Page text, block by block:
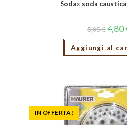
Sodax soda
5,85€ 4,80
Aggiungi al
IN OFFERTA!